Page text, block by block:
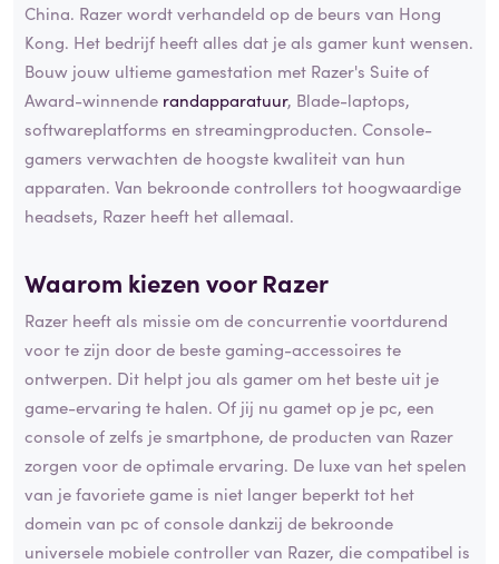
China. Razer wordt verhandeld op de beurs van Hong
Kong. Het bedrijf heeft alles dat je als gamer kunt wensen.
Bouw jouw ultieme gamestation met Razer's Suite of
Award-winnende randapparatuur, Blade-laptops,
softwareplatforms en streamingproducten. Console-
gamers verwachten de hoogste kwaliteit van hun
apparaten. Van bekroonde controllers tot hoogwaardige
headsets, Razer heeft het allemaal.
Waarom kiezen voor Razer
Razer heeft als missie om de concurrentie voortdurend
voor te zijn door de beste gaming-accessoires te
ontwerpen. Dit helpt jou als gamer om het beste uit je
game-ervaring te halen. Of jij nu gamet op je pc, een
console of zelfs je smartphone, de producten van Razer
zorgen voor de optimale ervaring. De luxe van het spelen
van je favoriete game is niet langer beperkt tot het
domein van pc of console dankzij de bekroonde
universele mobiele controller van Razer, die compatibel is